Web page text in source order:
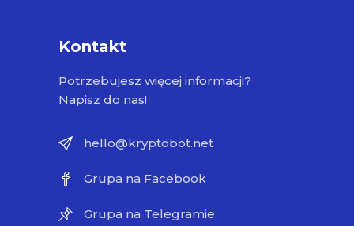
Kontakt
Potrzebujesz więcej informacji?
Napisz do nas!
hello@kryptobot.net
Grupa na Facebook
Grupa na Telegramie